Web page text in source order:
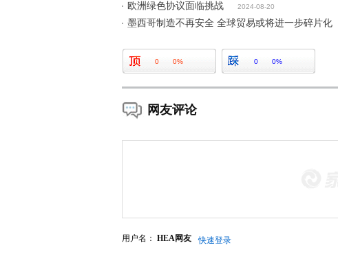
欧洲绿色协议面临挑战 2024-08-20
墨西哥制造不再安全 全球贸易或将进一步碎片化
0 0% 0 0%
网友评论
用户名： HEA网友 快速登录